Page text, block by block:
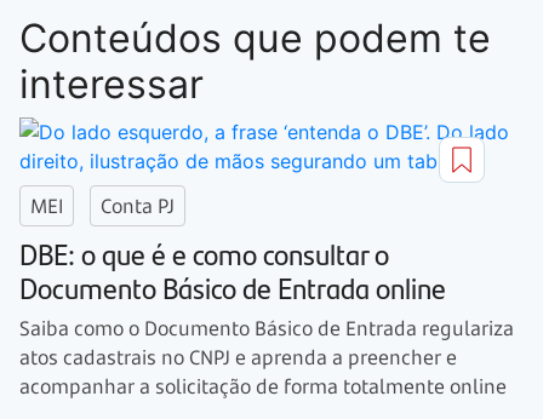
Conteúdos que podem te
interessar
MEI Conta PJ
DBE: o que é e como consultar o
Documento Básico de Entrada online
Saiba como o Documento Básico de Entrada regulariza
atos cadastrais no CNPJ e aprenda a preencher e
acompanhar a solicitação de forma totalmente online